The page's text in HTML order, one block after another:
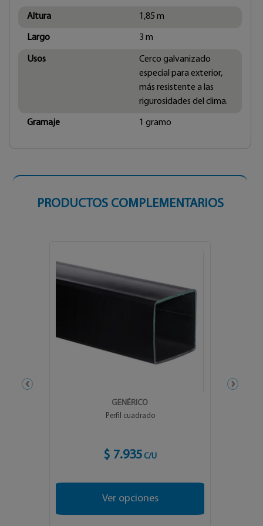
Altura 1,85 m
Largo 3 m
Usos
Cerco galvanizado
especial para exterior,
más resistente a las
rigurosidades del clima.
Gramaje 1 gramo
PRODUCTOS COMPLEMENTARIOS
GENÉRICO
Perfil cuadrado
$ 7.935 C/U
Ver opciones